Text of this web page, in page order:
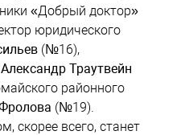
«Добрый доктор»
юридического
(№16),
Александр Траутвейн
районного
(№19).
скорее всего, станет